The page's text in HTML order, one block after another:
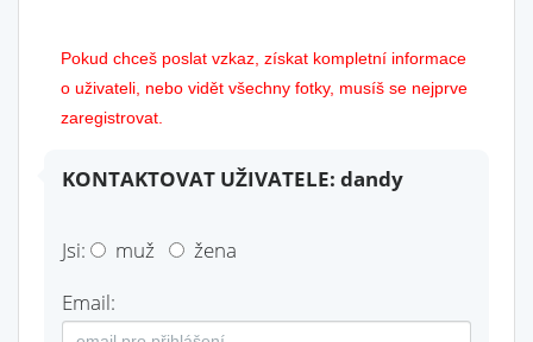
Pokud chceš poslat vzkaz, získat kompletní informace
o uživateli, nebo vidět všechny fotky, musíš se nejprve
zaregistrovat.
KONTAKTOVAT UŽIVATELE: dandy
Jsi: muž
žena
Email: